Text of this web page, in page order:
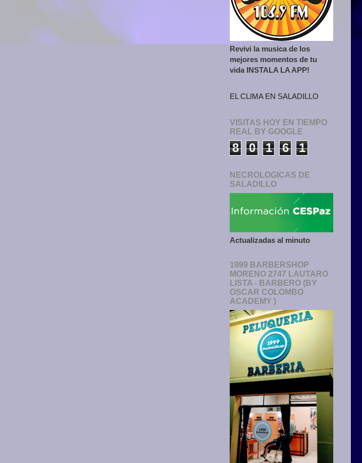
Revivi la musica de los
mejores momentos de tu
vida INSTALA LA APP!
EL CLIMA EN SALADILLO
VISITAS HOY EN TIEMPO
REAL BY GOOGLE
8 0 1 6 1
NECROLOGICAS DE
SALADILLO
Actualizadas al minuto
1999 BARBERSHOP
MORENO 2747 LAUTARO
LISTA - BARBERO (BY
OSCAR COLOMBO
ACADEMY )